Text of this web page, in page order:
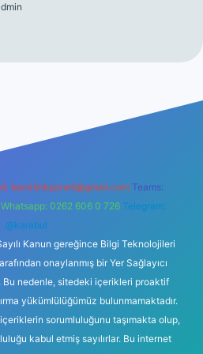
backlinkpaneli@gmail.com Teams:
Whatsapp: 0262 606 0 726 Telegram:
@karabul
Kanun gereğince Bilgi Teknolojileri
onaylanmış bir Yer Sağlayıcı
nedenle, sitedeki içerikleri proaktif
yükümlülüğümüz bulunmamaktadır.
sorumluluğunu taşımakta olup,
kabul etmiş sayılırlar. Bu internet